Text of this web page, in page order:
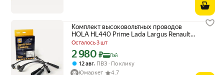
Комплект высоковольтных проводов
HOLA HL440 Prime Lada Largus Renault
Logan 1.4, 1.6
Осталось 3 шт
Цена с картой Яндекс Пэй 2980 ₽ вместо
2 980 ₽ Пэй
12 авг, ПВЗ
По клику
Юмаркет
4.7